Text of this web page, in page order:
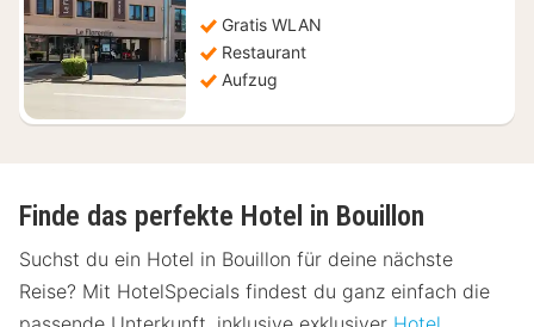
Gratis WLAN
Restaurant
Aufzug
Finde das perfekte Hotel in Bouillon
Suchst du ein Hotel in Bouillon für deine nächste
Reise? Mit HotelSpecials findest du ganz einfach die